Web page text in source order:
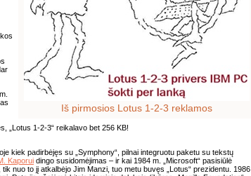
Iš pirmosios Lotus 1-2-3 reklamos
„Lotus 1-2-3“ reikalavo bet 256 KB!
kiek padirbėjęs su „Symphony“, pilnai integruotu paketu su tekstų
Kaporui dingo susidomėjimas – ir kai 1984 m. „Microsoft“ pasisiūlė
nuo to jį atkalbėjo Jim Manzi, tuo metu buvęs „Lotus“ prezidentu. 1986